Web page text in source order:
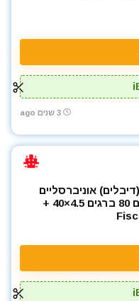
3 שנים ago
(דיבלים) אוניברסליים
6×30 + 8×40 עם 80 ברגים 4.5×40 +